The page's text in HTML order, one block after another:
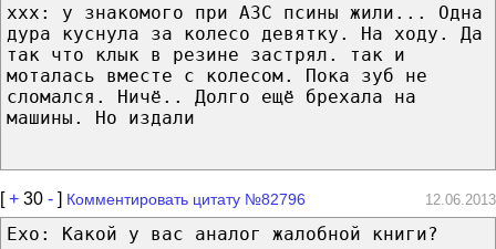
xxx: у знакомого при АЗС псины жили... Одна
дура куснула за колесо девятку. На ходу. Да
так что клык в резине застрял. так и
моталась вместе с колесом. Пока зуб не
сломался. Ничё.. Долго ещё брехала на
машины. Но издали
[+ 30 - ] Комментировать цитату №82796 12.06.2013
Exo: Какой у вас аналог жалобной книги?